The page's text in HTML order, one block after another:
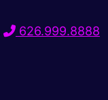
626.999.8888